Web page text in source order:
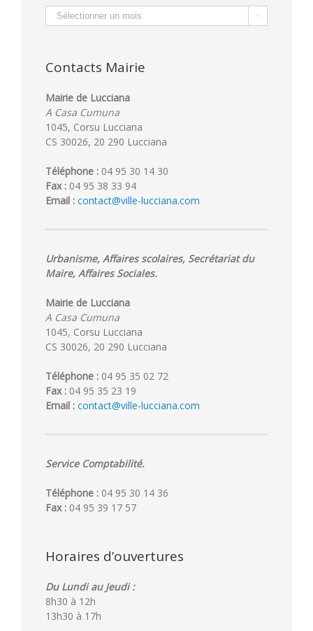
Archives 
Contacts Mairie
Mairie de Lucciana
A Casa Cumuna
1045, Corsu Lucciana
CS 30026, 20 290 Lucciana
Téléphone : 04 95 30 14 30
Fax : 04 95 38 33 94
Email : contact@ville-lucciana.com
Urbanisme, Affaires scolaires, Secrétariat du
Maire, Affaires Sociales.
Mairie de Lucciana
A Casa Cumuna
1045, Corsu Lucciana
CS 30026, 20 290 Lucciana
Téléphone : 04 95 35 02 72
Fax : 04 95 35 23 19
Email : contact@ville-lucciana.com
Service Comptabilité.
Téléphone : 04 95 30 14 36
Fax : 04 95 39 17 57
Horaires d’ouvertures
Du Lundi au Jeudi :
8h30 à 12h
13h30 à 17h